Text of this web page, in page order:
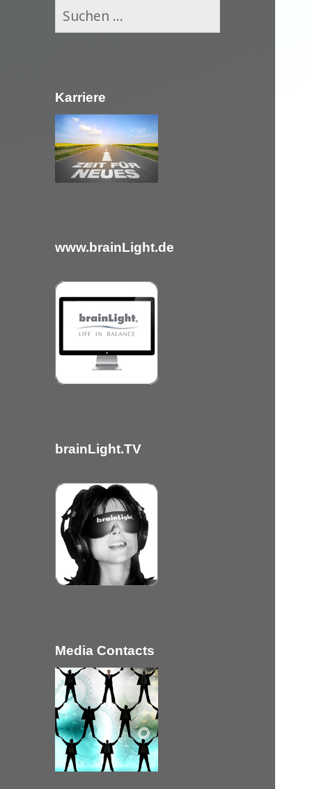
S
n
n
a
c
h
Karriere
www.brainLight.de
brainLight.TV
Media Contacts